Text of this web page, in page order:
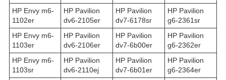
HP Envy m6-
1102er
HP Pavilion
dv6-2105er
HP Pavilion
dv7-6178sr
HP Pavilion
g6-2361sr
HP Envy m6-
1103er
HP Pavilion
dv6-2106er
HP Pavilion
dv7-6b00er
HP Pavilion
g6-2362er
HP Envy m6-
1103sr
HP Pavilion
dv6-2110ej
HP Pavilion
dv7-6b01er
HP Pavilion
g6-2364er